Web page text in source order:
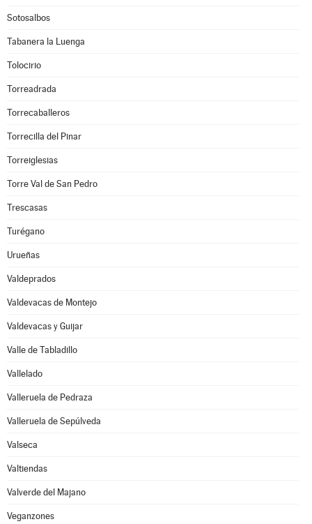
Sotosalbos
Tabanera la Luenga
Tolocirio
Torreadrada
Torrecaballeros
Torrecilla del Pinar
Torreiglesias
Torre Val de San Pedro
Trescasas
Turégano
Urueñas
Valdeprados
Valdevacas de Montejo
Valdevacas y Guijar
Valle de Tabladillo
Vallelado
Valleruela de Pedraza
Valleruela de Sepúlveda
Valseca
Valtiendas
Valverde del Majano
Veganzones